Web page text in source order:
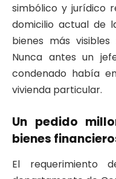
simbólico y jurídico
domicilio actual de
bienes más
Nunca antes un
condenado había
vivienda particular.
Un pedido
bienes
El requerimiento